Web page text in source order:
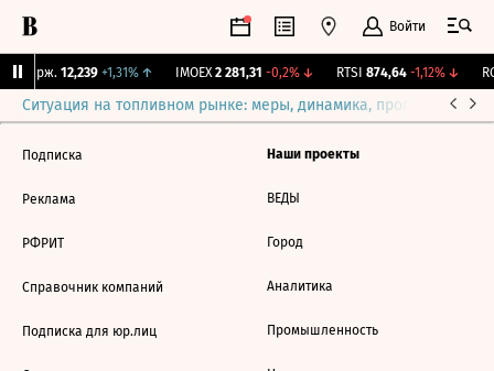
Войти
Бирж. 12,239 +1,31%↑ IMOEX 2 281,31 -0,2%↓ RTSI 874,64 -1,12%↓
Ситуация на топливном рынке: меры, динамика, прогнозы
Подписка
Реклама
РФРИТ
Справочник компаний
Подписка для юр.лиц
Наши проекты
ВЕДЫ
Город
Аналитика
Промышленность